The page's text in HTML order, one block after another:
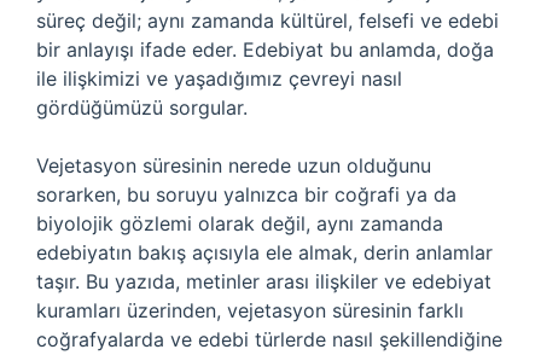
süreç değil; aynı zamanda kültürel, felsefi ve edebi
bir anlayışı ifade eder. Edebiyat bu anlamda, doğa
ile ilişkimizi ve yaşadığımız çevreyi nasıl
gördüğümüzü sorgular.
Vejetasyon süresinin nerede uzun olduğunu
sorarken, bu soruyu yalnızca bir coğrafi ya da
biyolojik gözlemi olarak değil, aynı zamanda
edebiyatın bakış açısıyla ele almak, derin anlamlar
taşır. Bu yazıda, metinler arası ilişkiler ve edebiyat
kuramları üzerinden, vejetasyon süresinin farklı
coğrafyalarda ve edebi türlerde nasıl şekillendiğine